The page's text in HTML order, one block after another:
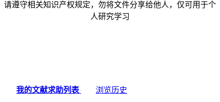
请遵守相关知识产权规定，勿将文件分享给他人，仅可用于个
人研究学习
我的文献求助列表
浏览历史